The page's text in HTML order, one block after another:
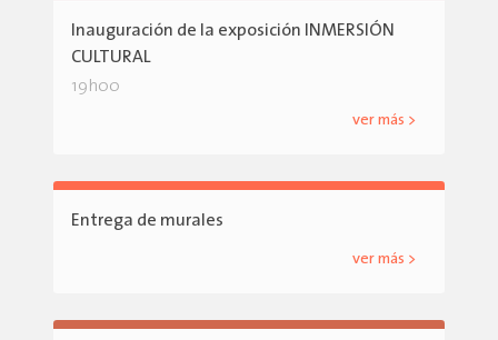
Inauguración de la exposición INMERSIÓN
CULTURAL
19h00
ver más >
Entrega de murales
ver más >